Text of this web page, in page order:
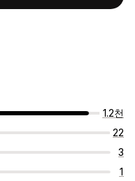
1.2천
22
3
1